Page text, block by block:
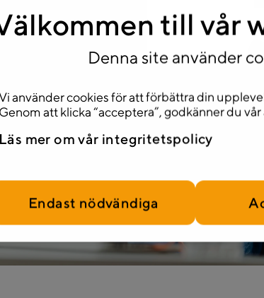
till vår
Denna site använder
använder cookies för att förbättra din
Genom att klicka “acceptera”, godkänner du
Läs mer om vår integritetspolicy
Endast nödvändiga